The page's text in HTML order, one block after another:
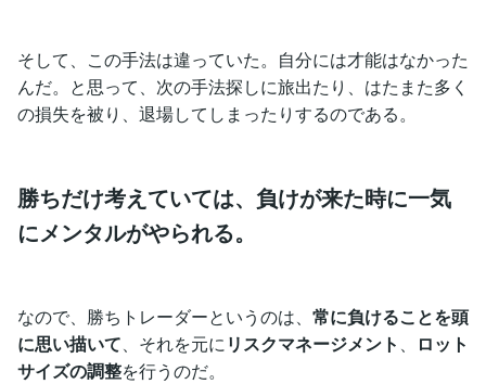
そして、この手法は違っていた。自分には才能はなかった
んだ。と思って、次の手法探しに旅出たり、はたまた多く
の損失を被り、退場してしまったりするのである。
勝ちだけ考えていては、負けが来た時に一気
にメンタルがやられる。
なので、勝ちトレーダーというのは、 常に負けることを頭
に思い描いて、それを元にリスクマネージメント 、
ロット
サイズの調整を行うのだ。